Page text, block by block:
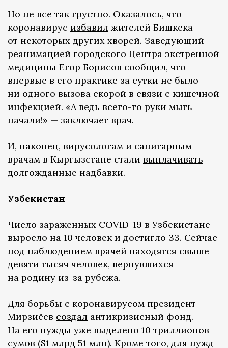
Но не все так грустно. Оказалось, что
коронавирус избавил жителей Бишкека
от некоторых других хворей. Заведующий
реанимацией городского Центра экстренной
медицины Егор Борисов сообщил, что
впервые в его практике за сутки не было
ни одного вызова скорой в связи с кишечной
инфекцией. «А ведь всего-то руки мыть
начали!» — заключает врач.
И, наконец, вирусологам и санитарным
врачам в Кыргызстане стали выплачивать
долгожданные надбавки.
Узбекистан
Число зараженных COVID-19 в Узбекистане
выросло на 10 человек и достигло 33. Сейчас
под наблюдением врачей находятся свыше
девяти тысяч человек, вернувшихся
на родину из-за рубежа.
Для борьбы с коронавирусом президент
Мирзиёев создал антикризисный фонд.
На его нужды уже выделено 10 триллионов
сумов ($1 млрд 51 млн). Кроме того, для нужд